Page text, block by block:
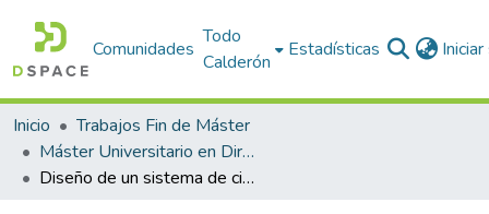
Comunidades
Todo
Calderón
Estadísticas
Inicio
Trabajos Fin de Máster
Máster Universitario en Dirección TIC para la Defensa (MÁSTER DIRETIC). Curso 2021-22
Diseño de un sistema de ciberseguridad aplicable a un buque de la Armada (resumen)